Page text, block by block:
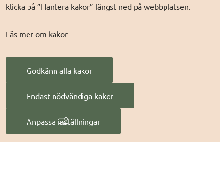
klicka på ”Hantera kakor” längst ned på webbplatsen.
Läs mer om kakor
Godkänn alla kakor
Endast nödvändiga kakor
Anpassa inställningar
Om sdk.digg.se
Om kakor
Webbplatskarta
Hantera kakor
Säker digital kommunikation är en underwebbplats på